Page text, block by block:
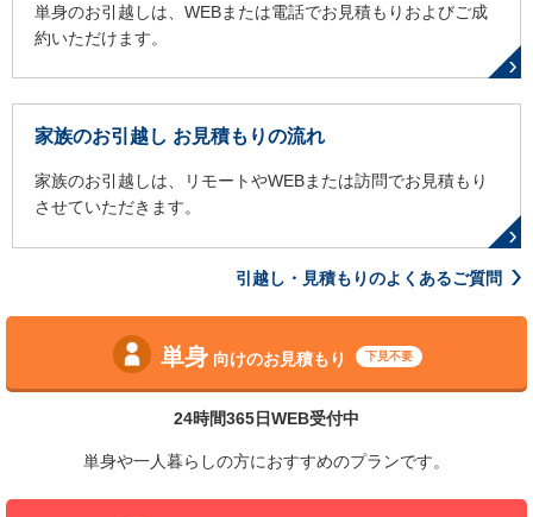
単身のお引越しは、WEBまたは電話でお見積もりおよびご成
約いただけます。
家族のお引越し お見積もりの流れ
家族のお引越しは、リモートやWEBまたは訪問でお見積もり
させていただきます。
引越し・見積もりのよくあるご質問
単身 向けのお見積もり 下見不要
24時間365日WEB受付中
単身や一人暮らしの方におすすめのプランです。